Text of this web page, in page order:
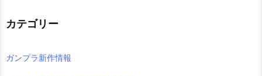
カテゴリー
ガンプラ新作情報